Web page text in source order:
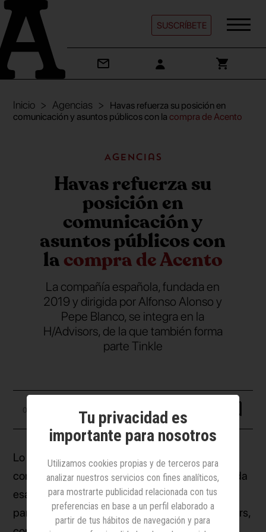
SUSCRÍBETE
Inicio Agencias
Havas refuerza su posición en
comunicación y asuntos públicos con la compra de Acento
Agencias
Havas refuerza su
posición en
comunicación y
asuntos públicos con
lacompra de Acento
La compañía española, fundada en
2019 y dirigida por Alfonso Alonso y
Pepe Blanco, se integra en la
H/Advisors, de la que también forma
parte Tinkle
03 febrero 2026
Lo adelantaba El Español por la mañana y lo
confirmaba Havas en la nota de prensa difundida
esa misma tarde: Havas ha adquirido una
participación mayoritaria en Acento Public Affairs,
Tu privacidad es
importante para nosotros
Utilizamos cookies propias y de terceros para
analizar nuestros servicios con fines analíticos,
para mostrarte publicidad relacionada con tus
preferencias en base a un perfil elaborado a
partir de tus hábitos de navegación y para